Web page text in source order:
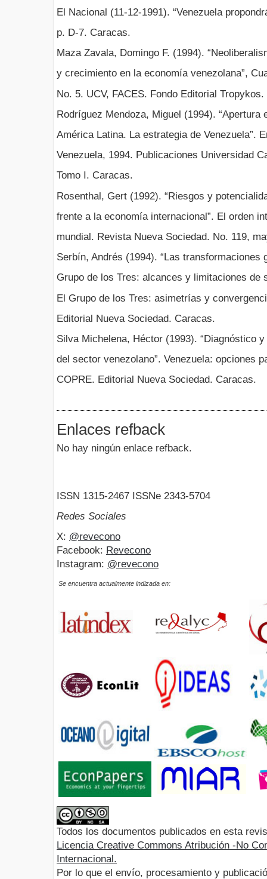
El Nacional (11-12-1991). “Venezuela
p. D-7. Caracas.
Maza Zavala, Domingo F. (1994).
y crecimiento en la economía venezolana”,
No. 5. UCV, FACES. Fondo Editorial
Rodríguez Mendoza, Miguel (1994). “Apertura
América Latina. La estrategia de Venezuela”.
Venezuela, 1994. Publicaciones Universidad
Tomo I. Caracas.
Rosenthal, Gert (1992). “Riesgos y
frente a la economía internacional”. El orden
mundial. Revista Nueva Sociedad. No. 119,
Serbín, Andrés (1994). “Las
Grupo de los Tres: alcances y limitaciones de
El Grupo de los Tres: asimetrías y
Editorial Nueva Sociedad. Caracas.
Silva Michelena, Héctor (1993). “Diagnóstico
del sector venezolano”. Venezuela: opciones
COPRE. Editorial Nueva Sociedad. Caracas.
Enlaces refback
No hay ningún enlace refback.
ISSN 1315-2467 ISSNe 2343-5704
Redes Sociales
X: @revecono
Facebook: Revecono
Instagram: @revecono
Se encuentra actualmente indizada en:
Todos los documentos publicados en esta
Licencia Creative Commons Atribución -No
Internacional.
Por lo que el envío, procesamiento y